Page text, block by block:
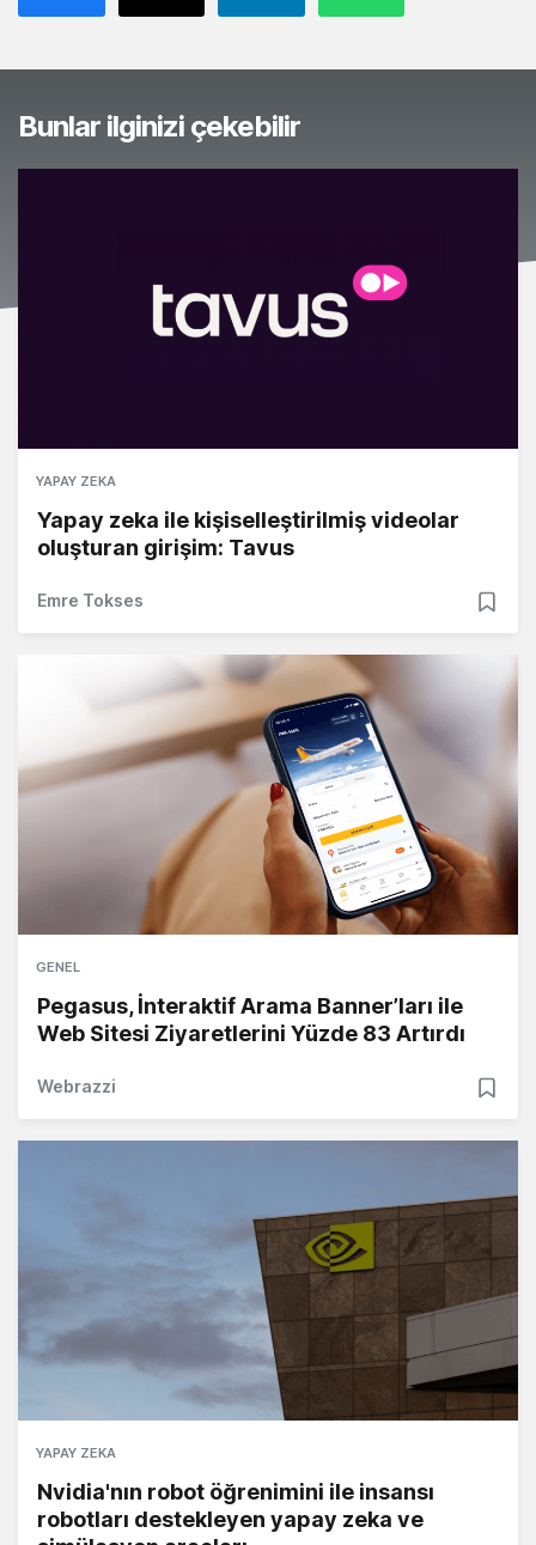
Bunlar ilginizi çekebilir
YAPAY ZEKA
Yapay zeka ile kişiselleştirilmiş videolar
oluşturan girişim: Tavus
Emre Tokses
GENEL
Pegasus, İnteraktif Arama Banner’ları ile
Web Sitesi Ziyaretlerini Yüzde 83 Artırdı
Webrazzi
YAPAY ZEKA
Nvidia'nın robot öğrenimini ile insansı
robotları destekleyen yapay zeka ve